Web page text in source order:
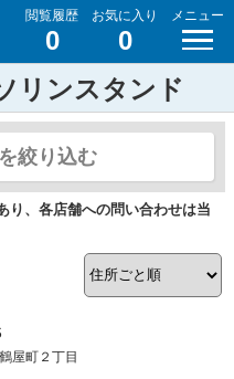
閲覧履歴
0
お気に入り
0
メニュー
リンスタンド
絞り込む
り、各店舗への問い合わせは当
屋町２丁目